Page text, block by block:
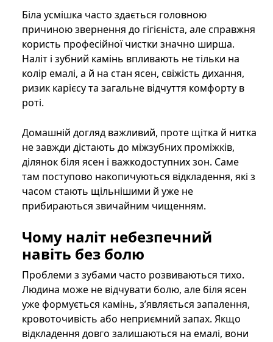
Біла усмішка часто здається головною
причиною звернення до гігієніста, але справжня
користь професійної чистки значно ширша.
Наліт і зубний камінь впливають не тільки на
колір емалі, а й на стан ясен, свіжість дихання,
ризик карієсу та загальне відчуття комфорту в
роті.
Домашній догляд важливий, проте щітка й нитка
не завжди дістають до міжзубних проміжків,
ділянок біля ясен і важкодоступних зон. Саме
там поступово накопичуються відкладення, які з
часом стають щільнішими й уже не
прибираються звичайним чищенням.
Чому наліт небезпечний
навіть без болю
Проблеми з зубами часто розвиваються тихо.
Людина може не відчувати болю, але біля ясен
уже формується камінь, з’являється запалення,
кровоточивість або неприємний запах. Якщо
відкладення довго залишаються на емалі, вони